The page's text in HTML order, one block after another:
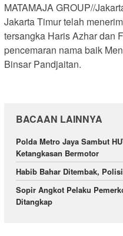
MATAMAJA GROUP//
Jakarta Timur telah
tersangka Haris Azhar dan
pencemaran nama baik
Binsar Pandjaitan.
BACAAN LAINNYA
Polda Metro Jaya Sambut
Ketangkasan Bermotor
Habib Bahar Ditembak,
Sopir Angkot Pelaku
Ditangkap